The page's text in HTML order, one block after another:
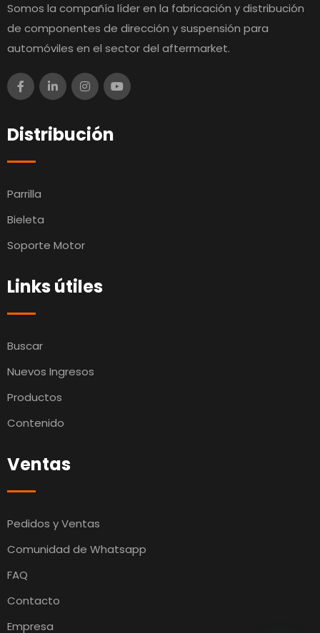
Somos la compañía líder en la fabricación y distribución
de componentes de dirección y suspensión para
automóviles en el sector del aftermarket.
Distribución
Parrilla
Bieleta
Soporte Motor
Links útiles
Buscar
Nuevos Ingresos
Productos
Contenido
Ventas
Pedidos y Ventas
Comunidad de Whatsapp
FAQ
Contacto
Empresa